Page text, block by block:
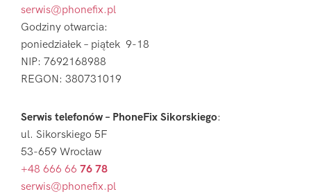
serwis@phonefix.pl
Godziny otwarcia:
poniedziałek – piątek 9-18
NIP: 7692168988
REGON: 380731019
Serwis telefonów – PhoneFix Sikorskiego:
ul. Sikorskiego 5F
53-659 Wrocław
+48 666 66 76 78
serwis@phonefix.pl